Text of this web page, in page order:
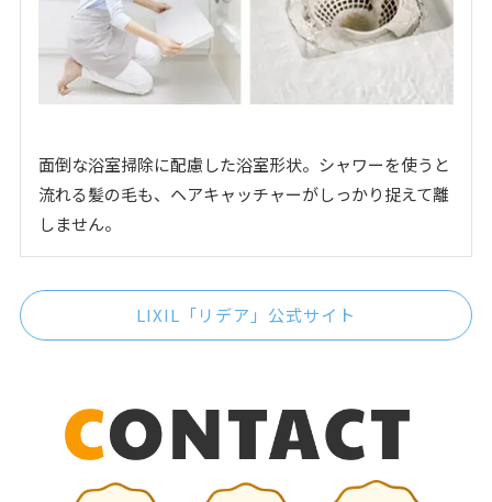
面倒な浴室掃除に配慮した浴室形状。シャワーを使うと
流れる髪の毛も、ヘアキャッチャーがしっかり捉えて離
しません。
LIXIL「リデア」公式サイト